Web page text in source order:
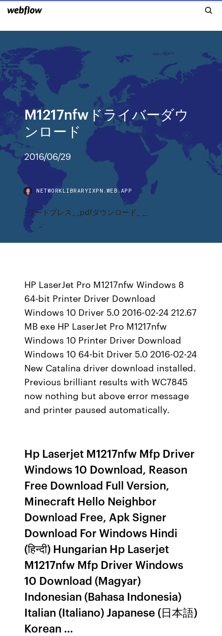
M1217nfwドライバーダウ
ンロード
2016/06/29
NETWORKLIBRARYIXPN.WEB.APP
_ワードプレス_ _pdfダウンロード_ __
HP LaserJet Pro M1217nfw Windows 8
64-bit Printer Driver Download
Windows 10 Driver 5.0 2016-02-24 212.67
MB exe HP LaserJet Pro M1217nfw
Windows 10 Printer Driver Download
Windows 10 64-bit Driver 5.0 2016-02-24
New Catalina driver download installed.
Previous brilliant results with WC7845
now nothing but above error message
and printer paused automatically.
Hp Laserjet M1217nfw Mfp Driver
Windows 10 Download, Reason
Free Download Full Version,
Minecraft Hello Neighbor
Download Free, Apk Signer
Download For Windows Hindi
(हिन्दी) Hungarian Hp Laserjet
M1217nfw Mfp Driver Windows
10 Download (Magyar)
Indonesian (Bahasa Indonesia)
Italian (Italiano) Japanese (日本語)
Korean …